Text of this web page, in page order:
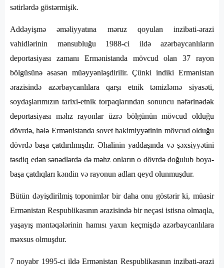
sətirlərdə göstərmişik.
Addəyişmə əməliyyatına məruz qoyulan inzibati-ərazi
vahidlərinin mənsubluğu 1988-ci ildə azərbaycanlıların
deportasiyası zamanı Ermənistanda mövcud olan 37 rayon
bölgüsünə əsasən müəyyənləşdirilir. Çünki indiki Ermənistan
ərazisində azərbaycanlılara qarşı etnik təmizləmə siyasəti,
soydaşlarımızın tarixi-etnik torpaqlarından sonuncu nəfərinədək
deportasiyası məhz rayonlar üzrə bölgünün mövcud olduğu
dövrdə, hələ Ermənistanda sovet hakimiyyətinin mövcud olduğu
dövrdə başa çatdırılmışdır. Əhalinin yaddaşında və şəxsiyyətini
təsdiq edən sənədlərdə də məhz onların o dövrdə doğulub boya-
başa çatdıqları kəndin və rayonun adları qeyd olunmuşdur.
Bütün dəyişdirilmiş toponimlər bir daha onu göstərir ki, müasir
Ermənistan Respublikasının ərazisində bir neçəsi istisna olmaqla,
yaşayış məntəqələrinin hamısı yaxın keçmişdə azərbaycanlılara
məxsus olmuşdur.
7 noyabr 1995-ci ildə Ermənistan Respublikasının inzibati-ərazi